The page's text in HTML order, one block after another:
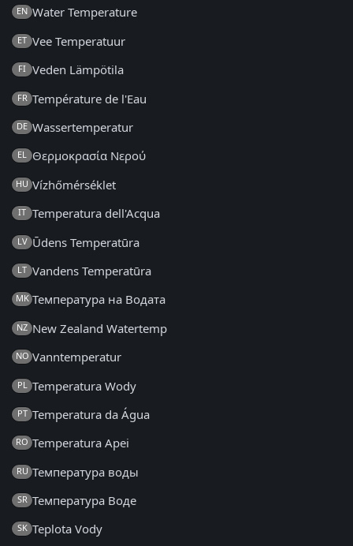
EN Water Temperature
ET Vee Temperatuur
FI Veden Lämpötila
FR Température de l'Eau
DE Wassertemperatur
EL Θερμοκρασία Νερού
HU Vízhőmérséklet
IT Temperatura dell'Acqua
LV Ūdens Temperatūra
LT Vandens Temperatūra
MK Температура на Водата
NZ New Zealand Watertemp
NO Vanntemperatur
PL Temperatura Wody
PT Temperatura da Água
RO Temperatura Apei
RU Температура воды
SR Температура Воде
SK Teplota Vody